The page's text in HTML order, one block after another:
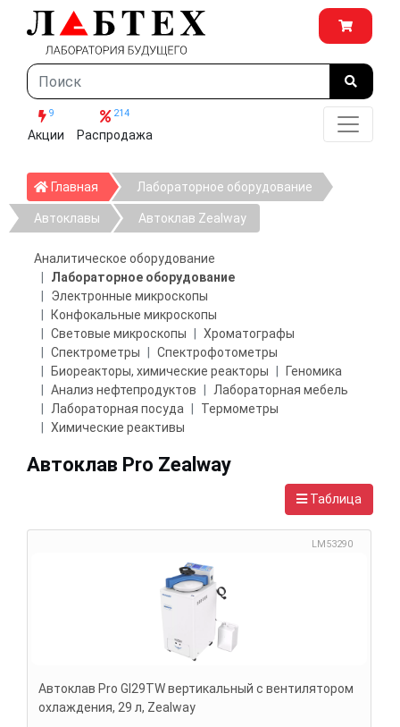
9
Акции
214
Распродажа
Главная ГлавнаяЛабораторное оборудование
Автоклавы Автоклав Zealway
Аналитическое оборудование
Лабораторное оборудование
Электронные микроскопы
Конфокальные микроскопы
Световые микроскопы
Хроматографы
Спектрометры
Спектрофотометры
Биореакторы, химические реакторы
Геномика
Анализ нефтепродуктов
Лабораторная мебель
Лабораторная посуда
Термометры
Химические реактивы
Автоклав Pro Zealway
Таблица
LM53290
Автоклав Pro GI29TW вертикальный с вентилятором
охлаждения, 29 л, Zealway